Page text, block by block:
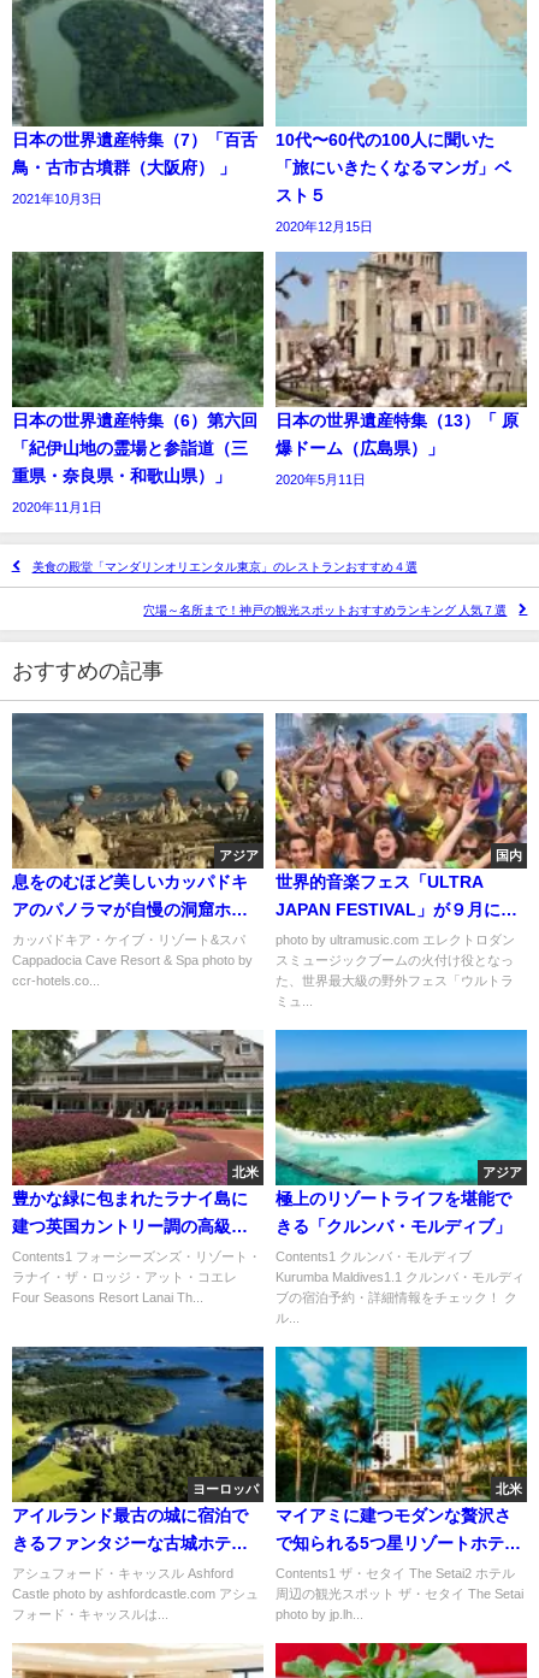
日本の世界遺産特集（7）「百舌
鳥・古市古墳群（大阪府） 」
2021年10月3日
10代〜60代の100人に聞いた
「旅にいきたくなるマンガ」ベ
スト５
2020年12月15日
日本の世界遺産特集（6）第六回
「紀伊山地の霊場と参詣道（三
重県・奈良県・和歌山県）」
2020年11月1日
日本の世界遺産特集（13）「 原
爆ドーム（広島県）」
2020年5月11日
美食の殿堂「マンダリンオリエンタル東京」のレストランおすすめ４選
穴場～名所まで！神戸の観光スポットおすすめランキング 人気７選
おすすめの記事
アジア
息をのむほど美しいカッパドキ
アのパノラマが自慢の洞窟ホテ
ル「カッパドキア・ケイブ・リ
ゾート&スパ」
カッパドキア・ケイブ・リゾート&スパ
Cappadocia Cave Resort & Spa photo by
ccr-hotels.co...
国内
世界的音楽フェス「ULTRA
JAPAN FESTIVAL」が９月に日
本初上陸！！！
photo by ultramusic.com エレクトロダン
スミュージックブームの火付け役となっ
た、世界最大級の野外フェス「ウルトラ
ミュ...
北米
豊かな緑に包まれたラナイ島に
建つ英国カントリー調の高級リ
ゾート「フォーシーズンズ・リ
ゾート・ラナイ・ザ・ロッジ・
Contents1 フォーシーズンズ・リゾート・
ラナイ・ザ・ロッジ・アット・コエレ
Four Seasons Resort Lanai Th...
アジア
極上のリゾートライフを堪能で
きる「クルンバ・モルディブ」
Contents1 クルンバ・モルディブ
Kurumba Maldives1.1 クルンバ・モルディ
ブの宿泊予約・詳細情報をチェック！ ク
ル...
ヨーロッパ
アイルランド最古の城に宿泊で
きるファンタジーな古城ホテル
「アシュフォード・キャッス
ル」
アシュフォード・キャッスル Ashford
Castle photo by ashfordcastle.com アシュ
フォード・キャッスルは...
北米
マイアミに建つモダンな贅沢さ
で知られる5つ星リゾートホテル
「ザ・セタイ」
Contents1 ザ・セタイ The Setai2 ホテル
周辺の観光スポット ザ・セタイ The Setai
photo by jp.lh...